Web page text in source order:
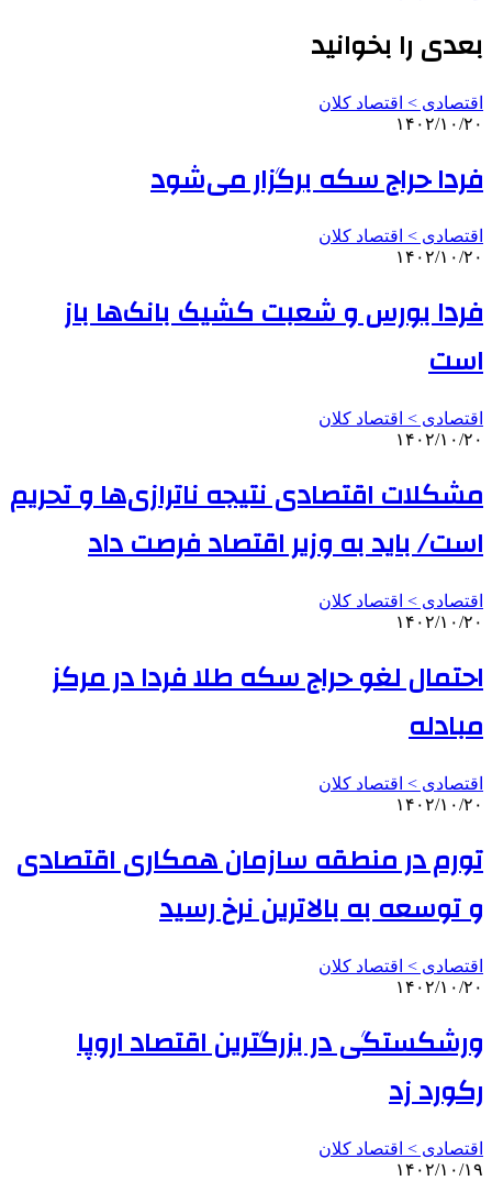
بعدی را بخوانید
اقتصادی > اقتصاد کلان
۱۴۰۲/۱۰/۲۰
فردا حراج سکه برگزار می‌شود
اقتصادی > اقتصاد کلان
۱۴۰۲/۱۰/۲۰
فردا بورس و شعبت کشیک بانک‌ها باز
است
اقتصادی > اقتصاد کلان
۱۴۰۲/۱۰/۲۰
مشکلات اقتصادی نتیجه ناترازی‌ها و تحریم
است/ باید به وزیر اقتصاد فرصت داد
اقتصادی > اقتصاد کلان
۱۴۰۲/۱۰/۲۰
احتمال لغو حراج سکه طلا فردا در مرکز
مبادله
اقتصادی > اقتصاد کلان
۱۴۰۲/۱۰/۲۰
تورم در منطقه سازمان همکاری اقتصادی
و توسعه به بالاترین نرخ رسید
اقتصادی > اقتصاد کلان
۱۴۰۲/۱۰/۲۰
ورشکستگی در بزرگترین اقتصاد اروپا
رکورد زد
اقتصادی > اقتصاد کلان
۱۴۰۲/۱۰/۱۹